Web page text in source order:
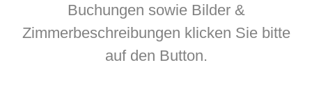
Buchungen sowie Bilder &
Zimmerbeschreibungen klicken Sie bitte
auf den Button.